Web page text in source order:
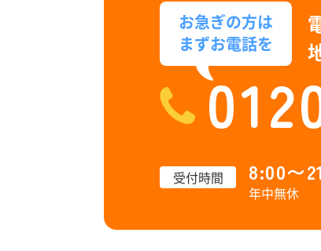
お急ぎの方は
まずお電話を
受付時間 8:00〜
年中無休